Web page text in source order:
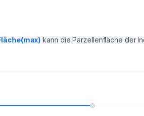
kann die Parzellenfläche der